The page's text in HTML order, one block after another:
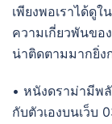
เพียงพอเราได้ดู
ความเกี่ยวพันขอ
น่าติดตามมากยิ่ง
• หนังดราม่ามีพ
กับตัวเองบนเว็บ